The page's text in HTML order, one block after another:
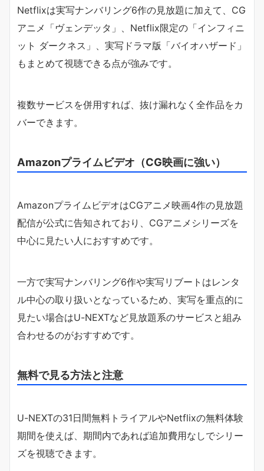
Netflixは実写ナンバリング6作の見放題に加えて、CG
アニメ「ヴェンデッタ」、Netflix限定の「インフィニ
ット ダークネス」、実写ドラマ版「バイオハザード」
もまとめて視聴できる点が強みです。
複数サービスを併用すれば、抜け漏れなく全作品をカ
バーできます。
Amazonプライムビデオ（CG映画に強い）
AmazonプライムビデオはCGアニメ映画4作の見放題
配信が公式に告知されており、CGアニメシリーズを
中心に見たい人におすすめです。
一方で実写ナンバリング6作や実写リブートはレンタ
ル中心の取り扱いとなっているため、実写を重点的に
見たい場合はU-NEXTなど見放題系のサービスと組み
合わせるのがおすすめです。
無料で見る方法と注意
U-NEXTの31日間無料トライアルやNetflixの無料体験
期間を使えば、期間内であれば追加費用なしでシリー
ズを視聴できます。